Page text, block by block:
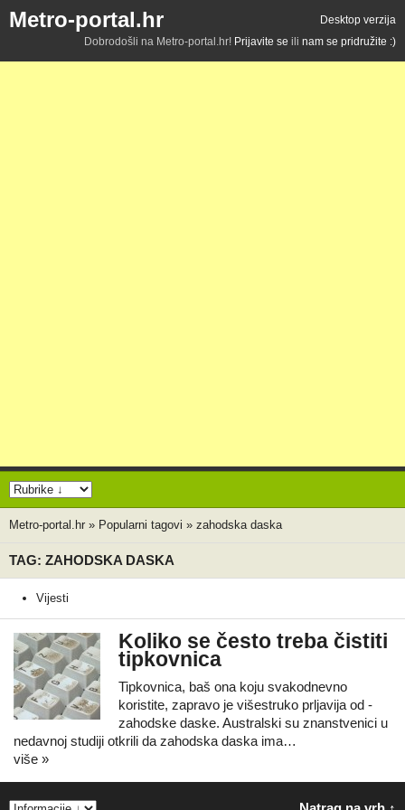
Metro-portal.hr
Desktop verzija
Dobrodošli na Metro-portal.hr! Prijavite se ili nam se pridružite :)
Metro-portal.hr » Popularni tagovi » zahodska daska
TAG: ZAHODSKA DASKA
Vijesti
Koliko se često treba čistiti
tipkovnica
Tipkovnica, baš ona koju svakodnevno
koristite, zapravo je višestruko prljavija od -
zahodske daske. Australski su znanstvenici u
nedavnoj studiji otkrili da zahodska daska ima…
više »